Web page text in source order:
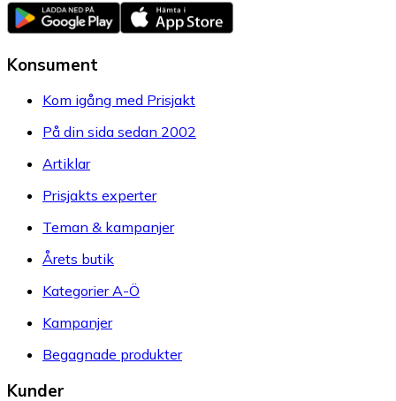
Konsument
Kom igång med Prisjakt
På din sida sedan 2002
Artiklar
Prisjakts experter
Teman & kampanjer
Årets butik
Kategorier A-Ö
Kampanjer
Begagnade produkter
Kunder